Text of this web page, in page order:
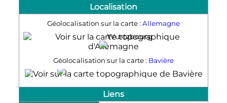
Localisation
Géolocalisation sur la carte : Allemagne
Wurtzbourg
Géolocalisation sur la carte : Bavière
Wurtzbourg
Liens